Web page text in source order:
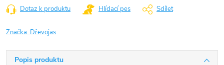
Dotaz k produktu Hlídací pes Sdílet
Značka: Dřevojas
Popis produktu